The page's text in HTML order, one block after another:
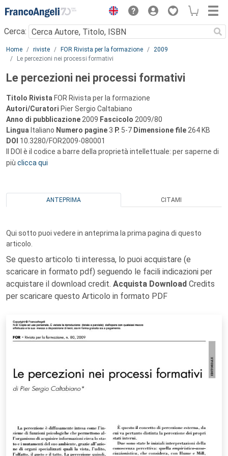
Menu
Cerca:
Main content
Home riviste FOR Rivista per la formazione
2009
Le percezioni nei processi formativi
Le percezioni nei processi formativi
Titolo Rivista FOR Rivista per la formazione
Autori/Curatori Pier Sergio Caltabiano
Anno di pubblicazione 2009 Fascicolo 2009/80
Lingua Italiano Numero pagine 3 P. 5-7 Dimensione file 264 KB
DOI 10.3280/FOR2009-080001
Il DOI è il codice a barre della proprietà intellettuale: per saperne di
più clicca qui
ANTEPRIMA CITAMI
Qui sotto puoi vedere in anteprima la prima pagina di questo
articolo.
Se questo articolo ti interessa, lo puoi acquistare (e
scaricare in formato pdf) seguendo le facili indicazioni per
acquistare il download credit. Acquista Download Credits
per scaricare questo Articolo in formato PDF